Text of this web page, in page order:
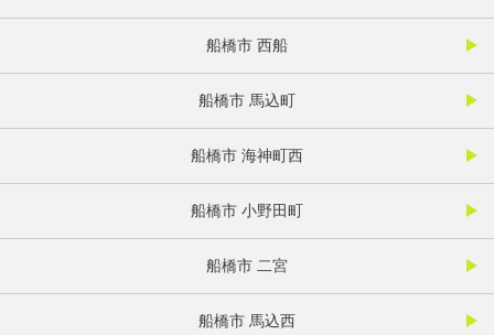
船橋市 西船
船橋市 馬込町
船橋市 海神町西
船橋市 小野田町
船橋市 二宮
船橋市 馬込西